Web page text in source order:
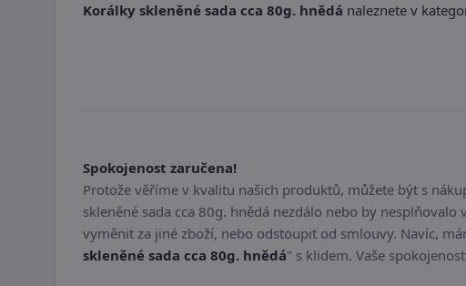
Korálky skleněné sada cca 80g. hnědá naleznete v
Spokojenost zaručena!
Protože věříme v kvalitu našich produktů, můžete být s
skleněné sada cca 80g. hnědá nezdálo nebo by
vyměnit za jiné zboží, nebo odstoupit od smlouvy. Navíc,
skleněné sada cca 80g. hnědá" s klidem. Vaše